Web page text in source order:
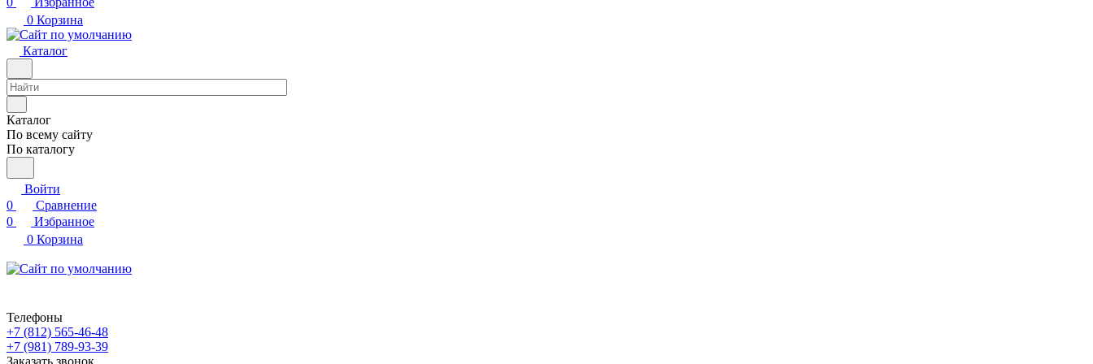
0 Корзина
Каталог
Каталог
По всему сайту
По каталогу
Войти
0
Сравнение
0
Избранное
0 Корзина
Телефоны
+7 (812) 565-46-48
+7 (981) 789-93-39
Заказать звонок